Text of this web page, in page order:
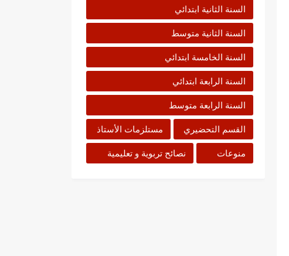
السنة الثانية ابتدائي
السنة الثانية متوسط
السنة الخامسة ابتدائي
السنة الرابعة ابتدائي
السنة الرابعة متوسط
القسم التحضيري مستلزمات الأستاذ
منوعات نصائح تربوية و تعليمية